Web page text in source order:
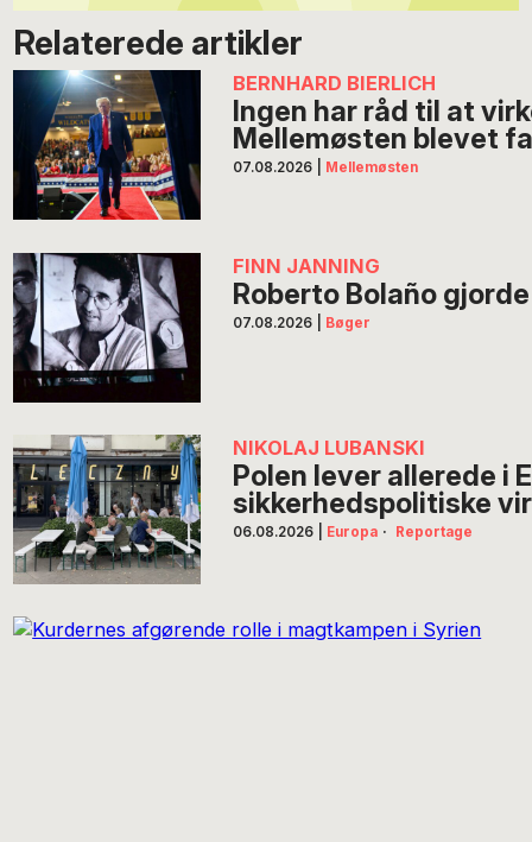
Relaterede artikler
BERNHARD BIERLICH
Ingen har råd til at
Mellemøsten blevet
07.08.2026 Mellemøsten
FINN JANNING
Roberto Bolaño
07.08.2026 Bøger
NIKOLAJ LUBANSKI
Polen lever allerede i
sikkerhedspolitiske
06.08.2026 Europa · Reportage